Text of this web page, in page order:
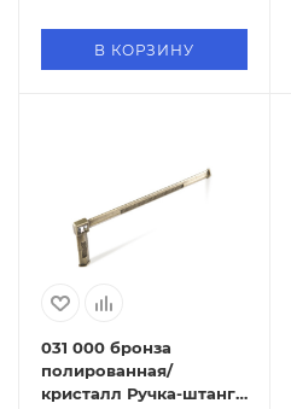
В КОРЗИНУ
031 000 бронза
полированная/
кристалл Ручка-штанга